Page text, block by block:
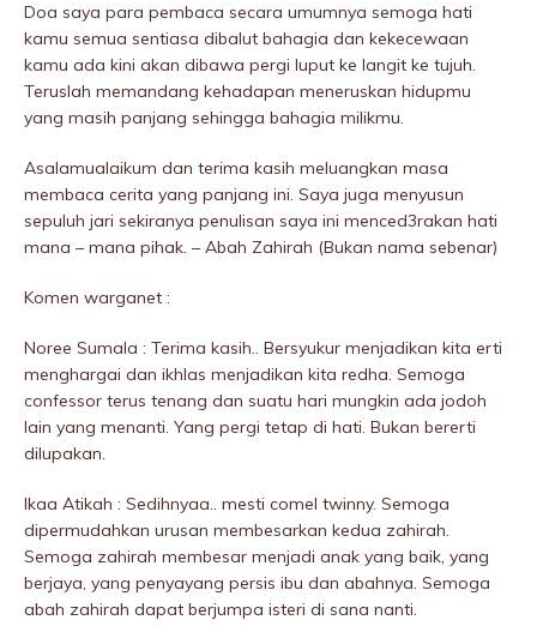
Doa saya para pembaca secara umumnya semoga hati
kamu semua sentiasa dibalut bahagia dan kekecewaan
kamu ada kini akan dibawa pergi luput ke langit ke tujuh.
Teruslah memandang kehadapan meneruskan hidupmu
yang masih panjang sehingga bahagia milikmu.
Asalamualaikum dan terima kasih meluangkan masa
membaca cerita yang panjang ini. Saya juga menyusun
sepuluh jari sekiranya penulisan saya ini menced3rakan hati
mana – mana pihak. – Abah Zahirah (Bukan nama sebenar)
Komen warganet :
Noree Sumala : Terima kasih.. Bersyukur menjadikan kita erti
menghargai dan ikhlas menjadikan kita redha. Semoga
confessor terus tenang dan suatu hari mungkin ada jodoh
lain yang menanti. Yang pergi tetap di hati. Bukan bererti
dilupakan.
Ikaa Atikah : Sedihnyaa.. mesti comel twinny. Semoga
dipermudahkan urusan membesarkan kedua zahirah.
Semoga zahirah membesar menjadi anak yang baik, yang
berjaya, yang penyayang persis ibu dan abahnya. Semoga
abah zahirah dapat berjumpa isteri di sana nanti.